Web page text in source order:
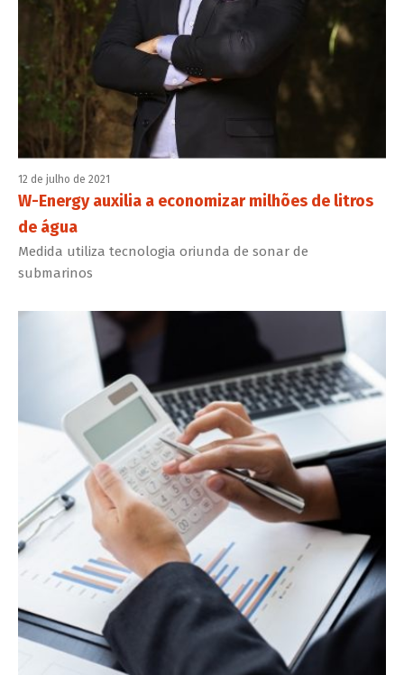
12 de julho de 2021
W-Energy auxilia a economizar milhões de litros
de água
Medida utiliza tecnologia oriunda de sonar de
submarinos